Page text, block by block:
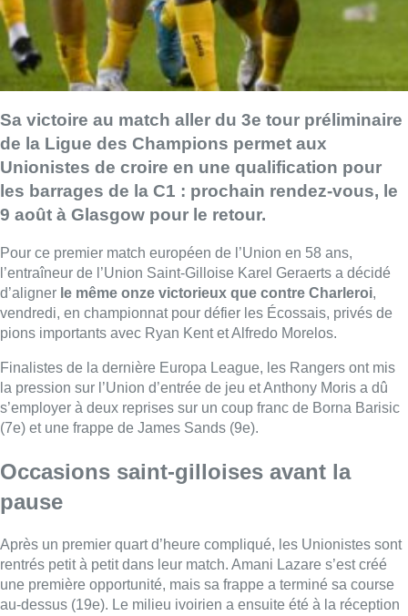
Sa victoire au match aller du 3e tour préliminaire
de la Ligue des Champions permet aux
Unionistes de croire en une qualification pour
les barrages de la C1 : prochain rendez-vous, le
9 août à Glasgow pour le retour.
Pour ce premier match européen de l’Union en 58 ans,
l’entraîneur de l’Union Saint-Gilloise Karel Geraerts a décidé
d’aligner le même onze victorieux que contre Charleroi,
vendredi, en championnat pour défier les Écossais, privés de
pions importants avec Ryan Kent et Alfredo Morelos.
Finalistes de la dernière Europa League, les Rangers ont mis
la pression sur l’Union d’entrée de jeu et Anthony Moris a dû
s’employer à deux reprises sur un coup franc de Borna Barisic
(7e) et une frappe de James Sands (9e).
Occasions saint-gilloises avant la
pause
Après un premier quart d’heure compliqué, les Unionistes sont
rentrés petit à petit dans leur match. Amani Lazare s’est créé
une première opportunité, mais sa frappe a terminé sa course
au-dessus (19e). Le milieu ivoirien a ensuite été à la réception